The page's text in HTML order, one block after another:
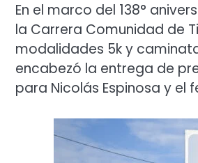
En el marco del 138°
la Carrera Comunidad de
modalidades 5k y
encabezó la entrega de
para Nicolás Espinosa y el